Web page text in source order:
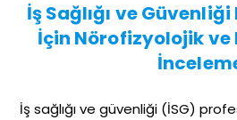
İş Sağlığı ve
İçin Nörofizyolojik ve
İş sağlığı ve güvenliği (İSG)